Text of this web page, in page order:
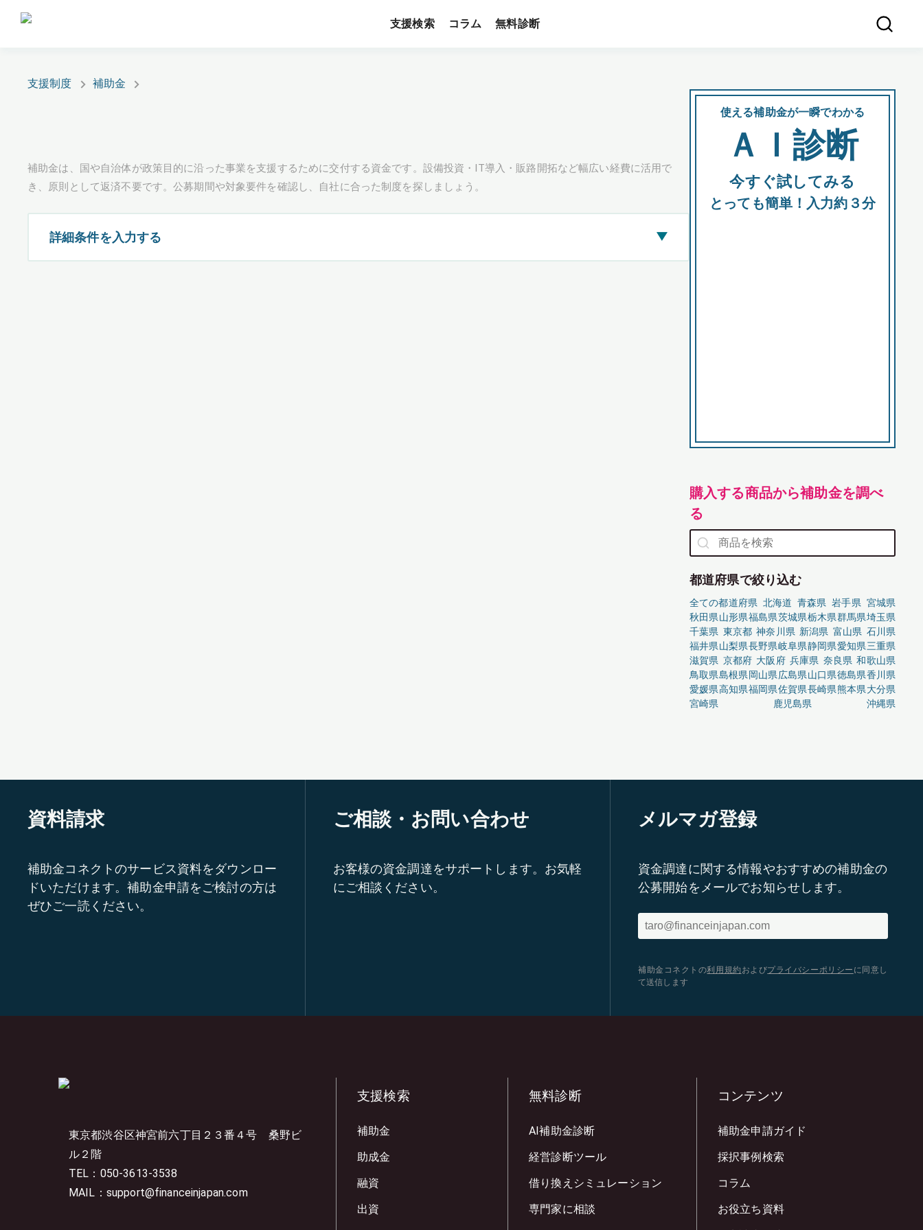
支援検索 コラム 無料診断
支援制度 補助金
補助金は、国や自治体が政策目的に沿った事業を支援するために交付する資金です。設備投資・IT導入・販路開拓など幅広い経費に活用で
き、原則として返済不要です。公募期間や対象要件を確認し、自社に合った制度を探しましょう。
詳細条件を入力する ▶
使える補助金が一瞬でわかる
ＡＩ診断
今すぐ試してみる
とっても簡単！入力約３分
購入する商品から補助金を調べ
る
都道府県で絞り込む
全ての都道府県 北海道 青森県 岩手県 宮城県
秋田県山形県福島県茨城県栃木県群馬県埼玉県
千葉県 東京都 神奈川県 新潟県 富山県 石川県
福井県山梨県長野県岐阜県静岡県愛知県三重県
滋賀県 京都府 大阪府 兵庫県 奈良県 和歌山県
鳥取県島根県岡山県広島県山口県徳島県香川県
愛媛県高知県福岡県佐賀県長崎県熊本県大分県
宮崎県
鹿児島県 沖縄県
資料請求
補助金コネクトのサービス資料をダウンロー
ドいただけます。補助金申請をご検討の方は
ぜひご一読ください。
ご相談・お問い合わせ
お客様の資金調達をサポートします。お気軽
にご相談ください。
メルマガ登録
資金調達に関する情報やおすすめの補助金の
公募開始をメールでお知らせします。
補助金コネクトの利用規約 およびプライバシーポリシー に同意し
て送信します
東京都渋谷区神宮前六丁目２３番４号 桑野ビ
ル２階
TEL：050-3613-3538
MAIL：support@financeinjapan.com
支援検索
補助金
助成金
融資
出資
無料診断
AI補助金診断
経営診断ツール
借り換えシミュレーション
専門家に相談
コンテンツ
補助金申請ガイド
採択事例検索
コラム
お役立ち資料